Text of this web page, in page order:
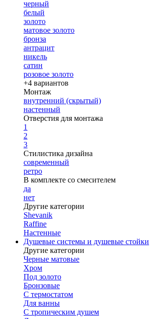
черный
белый
золото
матовое золото
бронза
антрацит
никель
сатин
розовое золото
+4 вариантов
Монтаж
внутренний (скрытый)
настенный
Отверстия для монтажа
1
2
3
Стилистика дизайна
современный
ретро
В комплекте со смесителем
да
нет
Другие категории
Shevanik
Raffine
Настенные
Душевые системы и душевые стойки
Другие категории
Черные матовые
Хром
Под золото
Бронзовые
С термостатом
Для ванны
С тропическим душем